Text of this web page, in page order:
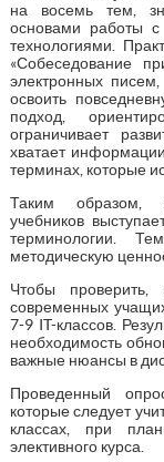
на восемь тем,
основами работы
технологиями.
«Собеседование
электронных
освоить
подход,
ограничивает
хватает
терминах, которые
Таким образом,
учебников
терминологии.
методическую
Чтобы проверить,
современных
7-9 IT-классов.
необходимость
важные нюансы в
Проведенный
которые следует
классах, при
элективного курса.